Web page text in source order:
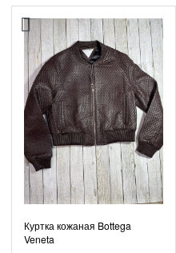
Куртка кожаная Bottega
Veneta